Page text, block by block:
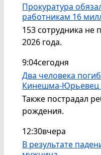
Прокуратура
работникам 16
153 сотрудника не
2026 года.
9:04сегодня
Два человека
Кинешма-Юрьевец
Также пострадал
рождения.
12:30вчера
В результате